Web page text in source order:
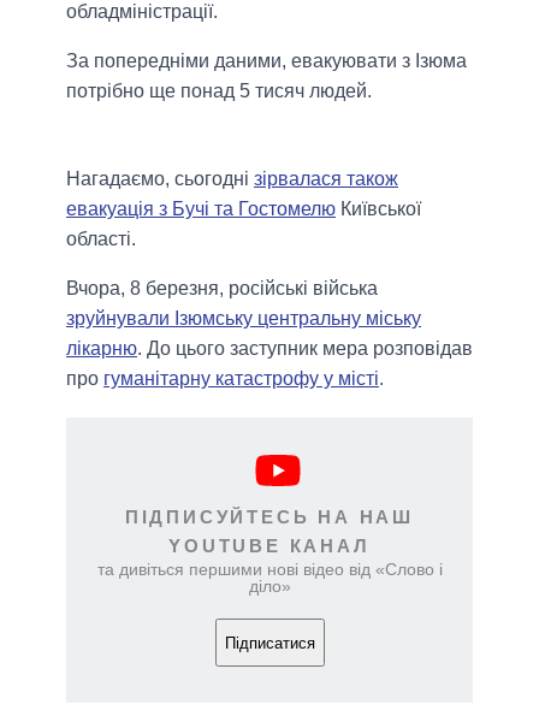
обладміністрації.
За попередніми даними, евакуювати з Ізюма
потрібно ще понад 5 тисяч людей.
Нагадаємо, сьогодні зірвалася також
евакуація з Бучі та Гостомелю Київської
області.
Вчора, 8 березня, російські війська
зруйнували Ізюмську центральну міську
лікарню. До цього заступник мера розповідав
про гуманітарну катастрофу у місті.
ПІДПИСУЙТЕСЬ НА НАШ
YOUTUBE КАНАЛ
та дивіться першими нові відео від «Слово і
діло»
Підписатися